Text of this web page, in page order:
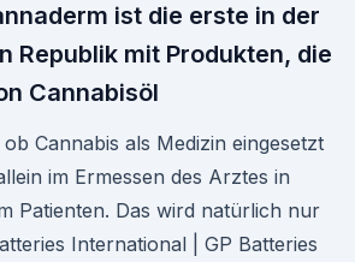
ist die erste in der
Republik mit Produkten, die
Cannabisöl
Cannabis als Medizin eingesetzt
im Ermessen des Arztes in
Patienten. Das wird natürlich nur
International | GP Batteries